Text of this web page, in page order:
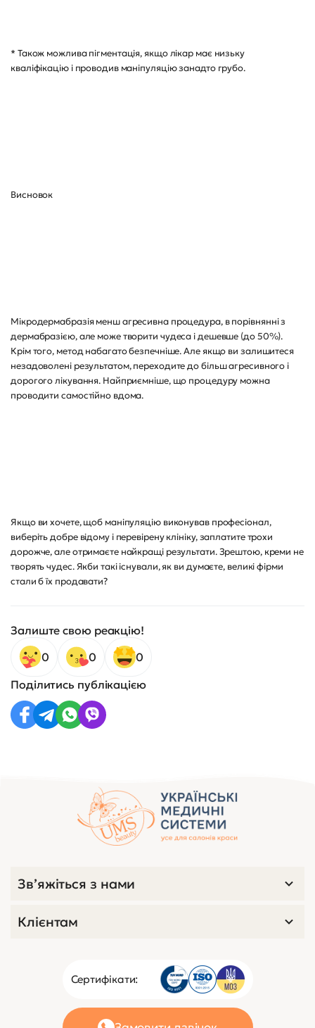
* Також можлива пігментація, якщо лікар має низьку
кваліфікацію і проводив маніпуляцію занадто грубо.
Висновок
Мікродермабразія менш агресивна процедура, в порівнянні з
дермабразією, але може творити чудеса і дешевше (до 50%).
Крім того, метод набагато безпечніше. Але якщо ви залишитеся
незадоволені результатом, переходите до більш агресивного і
дорогого лікування. Найприємніше, що процедуру можна
проводити самостійно вдома.
Якщо ви хочете, щоб маніпуляцію виконував професіонал,
виберіть добре відому і перевірену клініку, заплатите трохи
дорожче, але отримаєте найкращі результати. Зрештою, креми не
творять чудес. Якби такі існували, як ви думаєте, великі фірми
стали б їх продавати?
Залиште свою реакцію!
0
0
0
Поділитись публікацією
Сертифікати:
Зв’яжіться з нами
Клієнтам